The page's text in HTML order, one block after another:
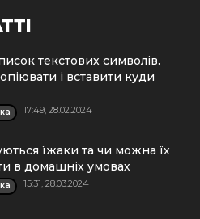
текстових символів.
і вставити куди
17:49, 28.02.2024
їжаки та чи можна їх
в домашніх умовах
15:31, 28.03.2024